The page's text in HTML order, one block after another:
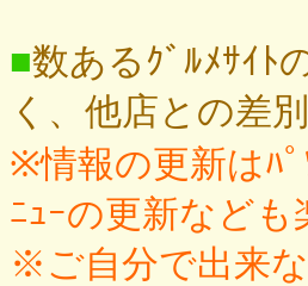
■数あるｸﾞﾙﾒｻｲﾄ
く、他店との差
※情報の更新はﾊ
ﾆｭｰの更新なども
※ご自分で出来